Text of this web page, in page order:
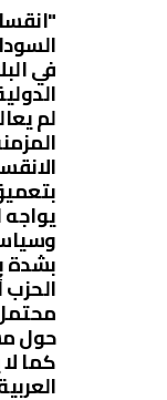
في
لم
بشدة
الحزب
حول
كما